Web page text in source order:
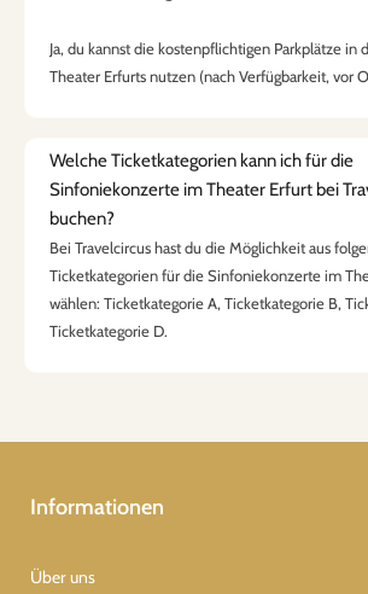
Ja, du kannst die kostenpflichtigen Parkplätze in
Theater Erfurts nutzen (nach Verfügbarkeit, vor
Welche Ticketkategorien kann ich für die
Sinfoniekonzerte im Theater Erfurt bei
buchen?
Bei Travelcircus hast du die Möglichkeit aus
Ticketkategorien für die Sinfoniekonzerte im
wählen: Ticketkategorie A, Ticketkategorie B,
Ticketkategorie D.
Informationen
Über uns